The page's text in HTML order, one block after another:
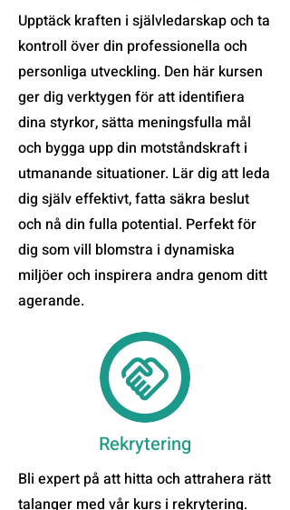
Upptäck kraften i självledarskap och ta
kontroll över din professionella och
personliga utveckling. Den här kursen
ger dig verktygen för att identifiera
dina styrkor, sätta meningsfulla mål
och bygga upp din motståndskraft i
utmanande situationer. Lär dig att leda
dig själv effektivt, fatta säkra beslut
och nå din fulla potential. Perfekt för
dig som vill blomstra i dynamiska
miljöer och inspirera andra genom ditt
agerande.
Rekrytering
Bli expert på att hitta och attrahera rätt
talanger med vår kurs i rekrytering.